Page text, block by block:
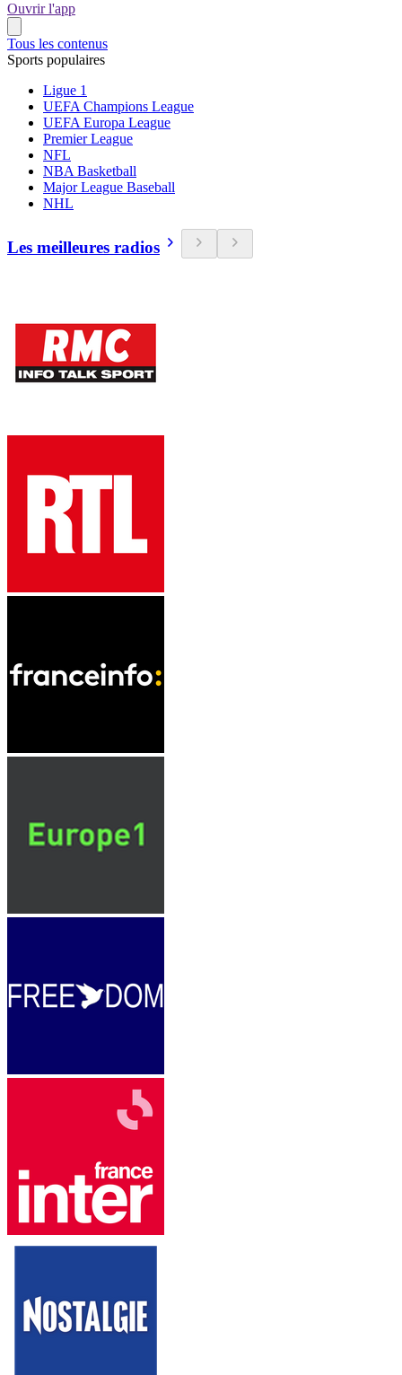
Ouvrir l'app
Tous les contenus
Sports populaires
Ligue 1
UEFA Champions League
UEFA Europa League
Premier League
NFL
NBA Basketball
Major League Baseball
NHL
Les meilleures radios